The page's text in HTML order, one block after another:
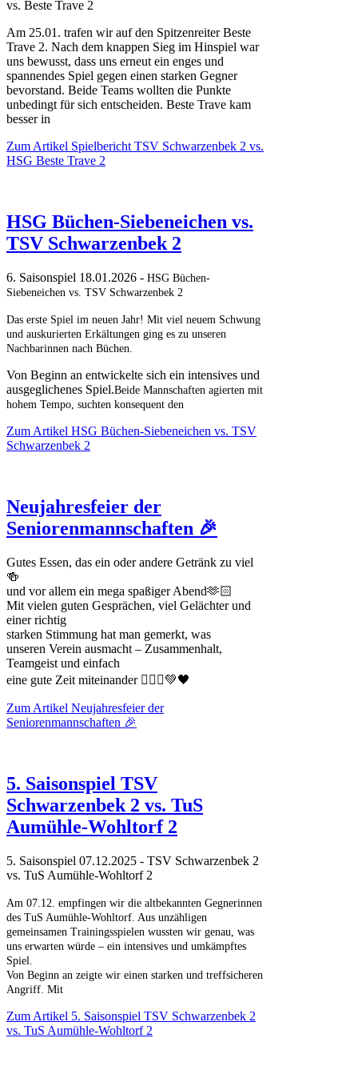
vs. Beste Trave 2
Am 25.01. trafen wir auf den Spitzenreiter Beste
Trave 2. Nach dem knappen Sieg im Hinspiel war
uns bewusst, dass uns erneut ein enges und
spannendes Spiel gegen einen starken Gegner
bevorstand. Beide Teams wollten die Punkte
unbedingt für sich entscheiden. Beste Trave kam
besser in
Zum Artikel Spielbericht TSV Schwarzenbek 2 vs.
HSG Beste Trave 2
HSG Büchen-Siebeneichen vs.
TSV Schwarzenbek 2
6. Saisonspiel 18.01.2026 - HSG Büchen-
Siebeneichen vs. TSV Schwarzenbek 2
Das erste Spiel im neuen Jahr! Mit viel neuem Schwung
und auskurierten Erkältungen ging es zu unseren
Nachbarinnen nach Büchen.
Von Beginn an entwickelte sich ein intensives und
ausgeglichenes Spiel.Beide Mannschaften agierten mit
hohem Tempo, suchten konsequent den
Zum Artikel HSG Büchen-Siebeneichen vs. TSV
Schwarzenbek 2
Neujahresfeier der
Seniorenmannschaften 🎉
Gutes Essen, das ein oder andere Getränk zu viel
🍻
und vor allem ein mega spaßiger Abend🫶🏻
Mit vielen guten Gesprächen, viel Gelächter und
einer richtig
starken Stimmung hat man gemerkt, was
unseren Verein ausmacht – Zusammenhalt,
Teamgeist und einfach
eine gute Zeit miteinander 🤾🏻‍♀️💚🖤
Zum Artikel Neujahresfeier der
Seniorenmannschaften 🎉
5. Saisonspiel TSV
Schwarzenbek 2 vs. TuS
Aumühle-Wohltorf 2
5. Saisonspiel 07.12.2025 - TSV Schwarzenbek 2
vs. TuS Aumühle-Wohltorf 2
Am 07.12. empfingen wir die altbekannten Gegnerinnen
des TuS Aumühle-Wohltorf. Aus unzähligen
gemeinsamen Trainingsspielen wussten wir genau, was
uns erwarten würde – ein intensives und umkämpftes
Spiel.
Von Beginn an zeigte wir einen starken und treffsicheren
Angriff. Mit
Zum Artikel 5. Saisonspiel TSV Schwarzenbek 2
vs. TuS Aumühle-Wohltorf 2